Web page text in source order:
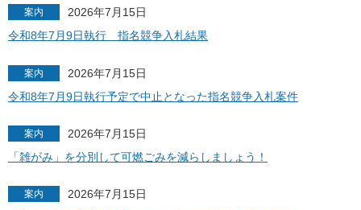
案内
2026年7月15日
令和8年7月9日執行 指名競争入札結果
案内
2026年7月15日
令和8年7月9日執行予定で中止となった指名競争入札案件
案内
2026年7月15日
「雑がみ」を分別して可燃ごみを減らしましょう！
案内
2026年7月15日